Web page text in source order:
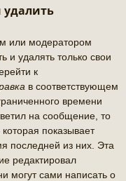
удалить
или модератором
и удалять только свои
к
в соответствующем
времени
на сообщение, то
показывает
последней из них. Эта
редактировал
могут сами написать о